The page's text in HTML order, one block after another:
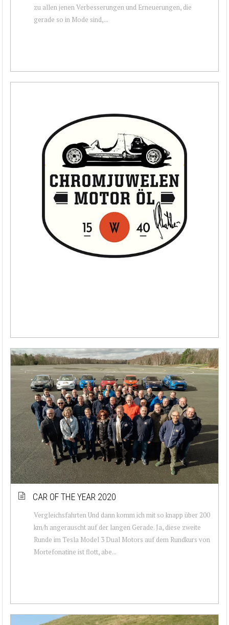
zu allen jenen Verbesserungen und Erneuerungen, die
gerade so in Mode sind,...
CAR OF THE YEAR 2020
Vergleichsfahrten Und dann komm ich mit so knapp über 200
km/h angerauscht auf der langen Gerade. Ja, diese zweite
Runde im Tesla Model 3 Dual Motors auf dem Rundkurs von
Mortefonatine ist flott, abe...